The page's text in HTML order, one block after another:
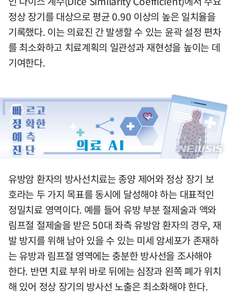
정상 장기를 대상으로 평균 0.90 이상의 높은 일치율을
기록했다. 이는 의료진 간 발생할 수 있는 윤곽 설정 편차
를 최소화하고 치료계획의 일관성과 재현성을 높이는 데
기여한다.
유방암 환자의 방사선치료는 종양 제어와 정상 장기 보
호라는 두 가지 목표를 동시에 달성해야 하는 대표적인
정밀치료 영역이다. 예를 들어 유방 부분 절제술과 액와
림프절 절제술을 받은 50대 좌측 유방암 환자의 경우, 재
발 방지를 위해 남아 있을 수 있는 미세 암세포가 존재하
는 유방과 림프절 영역에는 충분한 방사선을 조사해야
한다. 반면 치료 부위 바로 뒤에는 심장과 왼쪽 폐가 위치
해 있어 정상 장기의 방사선 노출은 최소화해야 한다.